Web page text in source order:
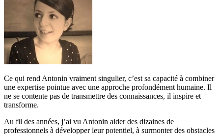
Ce qui rend Antonin vraiment singulier, c’est sa capacité à combiner
une expertise pointue avec une approche profondément humaine. Il
ne se contente pas de transmettre des connaissances, il inspire et
transforme.
Au fil des années, j’ai vu Antonin aider des dizaines de
professionnels à développer leur potentiel, à surmonter des obstacles